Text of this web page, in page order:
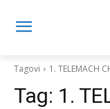
Tagovi 1. TELEMACH
Tag: 1.